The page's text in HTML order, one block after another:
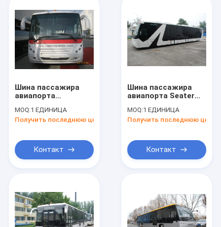
Шина пассажира
авиапорта
алюминиевого тела
длинняя с коротким
MOQ:1 ЕДИНИЦА
Получить последнюю цену
Контакт
Шина пассажира
авиапорта Seater
системой
мониторинга CCTV
MOQ:1 ЕДИНИЦА
Получить последнюю цену
Контакт